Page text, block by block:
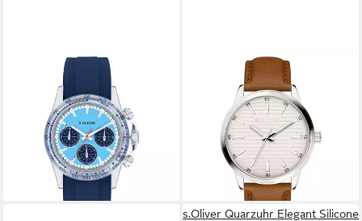
Quarzuhr The Colorful Watch
129,95 €
lieferbar - in 2-3 Werktagen bei dir
Quarzuhr Core Round SO-
4410-LQ, Armbanduhr,
Herrenuhr, analog
99,95 €
lieferbar - in 2-3 Werktagen bei dir
+1
s.Oliver Quarzuhr Elegant Silicone